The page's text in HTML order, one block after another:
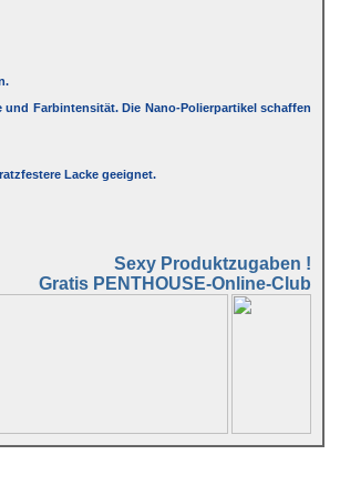
Farbintensität. Die Nano-Polierpartikel schaffen
Lacke geeignet.
Sexy Produktzugaben !
Gratis PENTHOUSE-Online-Club